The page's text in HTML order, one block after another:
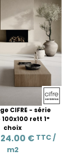
CIFRE - série
rett 1°
choix
24.00 € TTC /
m2